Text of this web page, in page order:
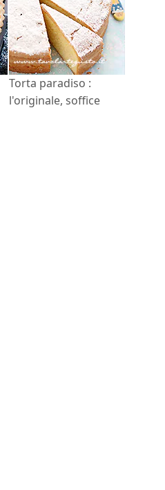
Torta paradiso :
l'originale, soffice